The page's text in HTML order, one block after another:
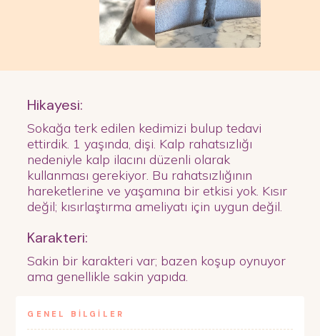
Hikayesi:
Sokağa terk edilen kedimizi bulup tedavi
ettirdik. 1 yaşında, dişi. Kalp rahatsızlığı
nedeniyle kalp ilacını düzenli olarak
kullanması gerekiyor. Bu rahatsızlığının
hareketlerine ve yaşamına bir etkisi yok. Kısır
değil; kısırlaştırma ameliyatı için uygun değil.
Karakteri:
Sakin bir karakteri var; bazen koşup oynuyor
ama genellikle sakin yapıda.
GENEL BİLGİLER